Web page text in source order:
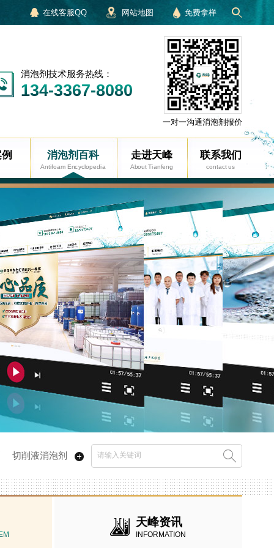
在线客服QQ 网站地图 免费拿样
消泡剂技术服务热线：
134-3367-8080
一对一沟通消泡剂报价
消泡剂百科
Antifoam Encyclopedia
走进天峰
About Tianfeng
联系我们
contact us
切削液消泡剂
天峰资讯
INFORMATION